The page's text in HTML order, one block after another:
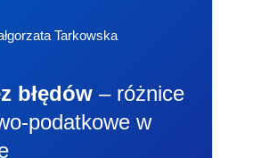
Tarkowska
błędów – różnice
podatkowe w